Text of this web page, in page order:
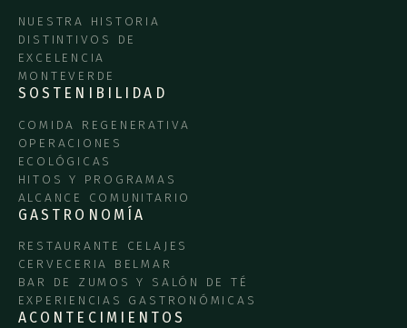
NUESTRA HISTORIA
DISTINTIVOS DE
EXCELENCIA
MONTEVERDE
SOSTENIBILIDAD
COMIDA REGENERATIVA
OPERACIONES
ECOLÓGICAS
HITOS Y PROGRAMAS
ALCANCE COMUNITARIO
GASTRONOMÍA
RESTAURANTE CELAJES
CERVECERIA BELMAR
BAR DE ZUMOS Y SALÓN DE TÉ
EXPERIENCIAS GASTRONÓMICAS
ACONTECIMIENTOS